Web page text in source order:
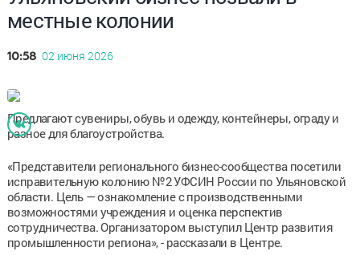
местные колонии
10:58 02 июня 2026
Предлагают сувениры, обувь и одежду, контейнеры, ограду и
разное для благоустройства.
«Представители регионального бизнес-сообщества посетили
исправительную колонию №2 УФСИН России по Ульяновской
области. Цель — ознакомление с производственными
возможностями учреждения и оценка перспектив
сотрудничества. Организатором выступил Центр развития
промышленности региона», - рассказали в Центре.